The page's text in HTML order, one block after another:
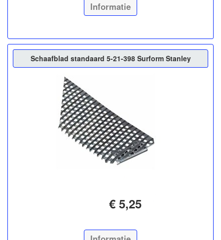
Informatie
Schaafblad standaard 5-21-398 Surform Stanley
€ 5,25